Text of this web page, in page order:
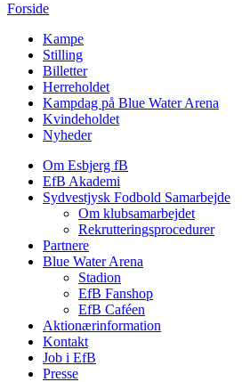
Forside
Kampe
Stilling
Billetter
Herreholdet
Kampdag på Blue Water Arena
Kvindeholdet
Nyheder
Om Esbjerg fB
EfB Akademi
Sydvestjysk Fodbold Samarbejde
Om klubsamarbejdet
Rekrutteringsprocedurer
Partnere
Blue Water Arena
Stadion
EfB Fanshop
EfB Caféen
Aktionærinformation
Kontakt
Job i EfB
Presse